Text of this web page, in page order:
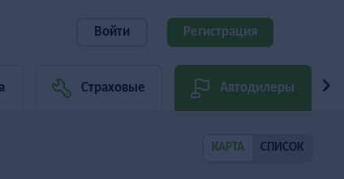
Войти Регистрация
Страховые Автодилеры
КАРТА СПИСОК